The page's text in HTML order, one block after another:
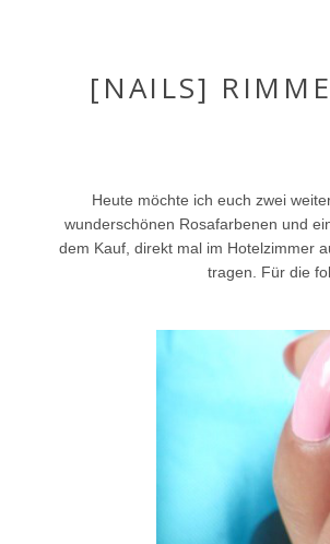
[NAILS]
Heute möchte ich euch zwei
wunderschönen Rosafarbenen und
dem Kauf, direkt mal im Hotelzimmer
tragen. Für die